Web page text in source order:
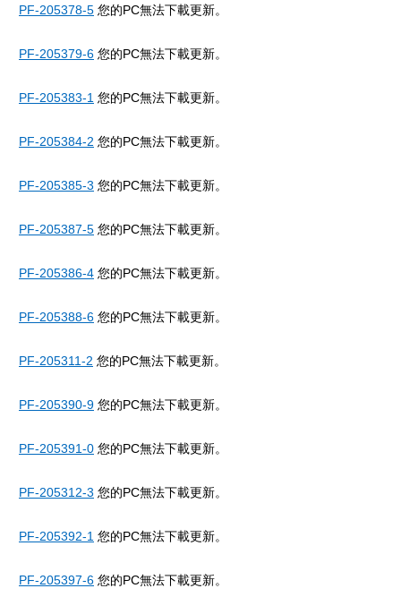
PF-205378-5 您的PC無法下載更新。
PF-205379-6 您的PC無法下載更新。
PF-205383-1 您的PC無法下載更新。
PF-205384-2 您的PC無法下載更新。
PF-205385-3 您的PC無法下載更新。
PF-205387-5 您的PC無法下載更新。
PF-205386-4 您的PC無法下載更新。
PF-205388-6 您的PC無法下載更新。
PF-205311-2 您的PC無法下載更新。
PF-205390-9 您的PC無法下載更新。
PF-205391-0 您的PC無法下載更新。
PF-205312-3 您的PC無法下載更新。
PF-205392-1 您的PC無法下載更新。
PF-205397-6 您的PC無法下載更新。